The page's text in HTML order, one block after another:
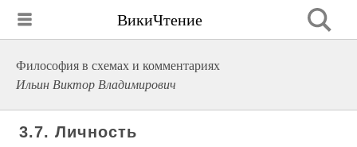
ВикиЧтение
Философия в схемах и комментариях
Ильин Виктор Владимирович
3.7. Личность